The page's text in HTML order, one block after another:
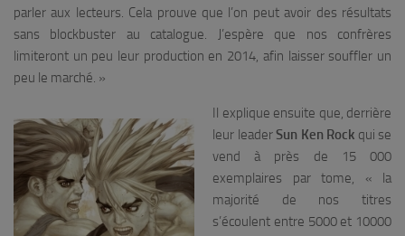
parler aux lecteurs. Cela prouve que l’on peut avoir des résultats
sans blockbuster au catalogue. J’espère que nos confrères
limiteront un peu leur production en 2014, afin laisser souffler un
peu le marché. »
Il explique ensuite que, derrière
leur leaderSun Ken Rock qui se
vend à près de 15 000
exemplaires par tome, « la
majorité de nos titres
s’écoulent entre 5000 et 10000